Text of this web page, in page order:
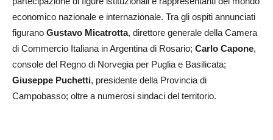
economico nazionale e internazionale. Tra gli ospiti annunciati
figurano Gustavo Micatrotta, direttore generale della Camera
di Commercio Italiana in Argentina di Rosario; Carlo Capone,
console del Regno di Norvegia per Puglia e Basilicata;
Giuseppe Puchetti, presidente della Provincia di
Campobasso; oltre a numerosi sindaci del territorio.